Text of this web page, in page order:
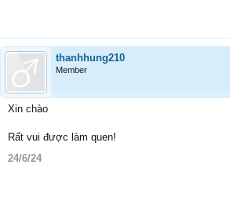
thanhhung210
Member
Xin chào
Rất vui được làm quen!
24/6/24